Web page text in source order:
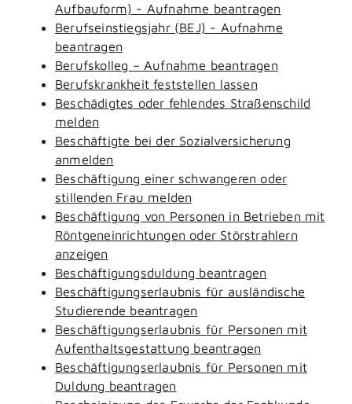
Aufbauform) - Aufnahme beantragen
Berufseinstiegsjahr (BEJ) - Aufnahme
beantragen
Berufskolleg – Aufnahme beantragen
Berufskrankheit feststellen lassen
Beschädigtes oder fehlendes Straßenschild
melden
Beschäftigte bei der Sozialversicherung
anmelden
Beschäftigung einer schwangeren oder
stillenden Frau melden
Beschäftigung von Personen in Betrieben mit
Röntgeneinrichtungen oder Störstrahlern
anzeigen
Beschäftigungsduldung beantragen
Beschäftigungserlaubnis für ausländische
Studierende beantragen
Beschäftigungserlaubnis für Personen mit
Aufenthaltsgestattung beantragen
Beschäftigungserlaubnis für Personen mit
Duldung beantragen